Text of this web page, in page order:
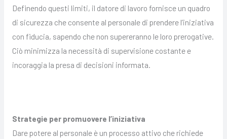
Definendo questi limiti, il datore di lavoro fornisce un quadro
di sicurezza che consente al personale di prendere l’iniziativa
con fiducia, sapendo che non supereranno le loro prerogative.
Ciò minimizza la necessità di supervisione costante e
incoraggia la presa di decisioni informata.
Strategie per promuovere l’iniziativa
Dare potere al personale è un processo attivo che richiede